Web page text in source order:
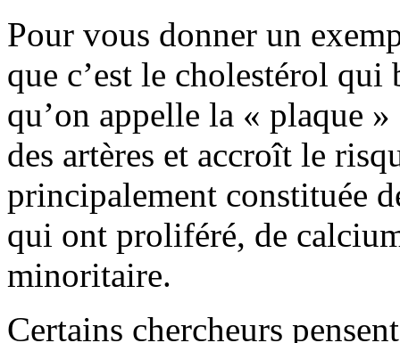
Pour vous donner un
que c’est le cholestérol qui
qu’on appelle la « plaque
des artères et accroît le
principalement constituée
qui ont proliféré, de
minoritaire.
Certains chercheurs